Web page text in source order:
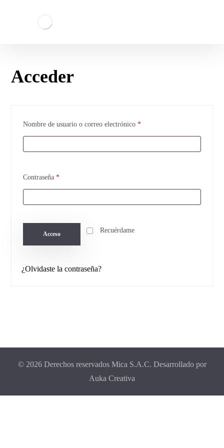
Acceder
Nombre de usuario o correo electrónico*
Contraseña*
Recuérdame
Acceso
¿Olvidaste la contraseña?
© 2026 Derechos reservados Mica S.A.C. Desarrollado por
Auka Creativa